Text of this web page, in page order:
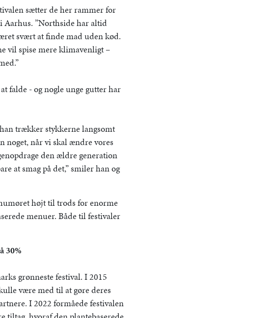
sætter de her rammer for
”Northside har altid
svært at finde mad uden kød.
vil spise mere klimavenligt –
falde - og nogle unge gutter har
trækker stykkerne langsomt
noget, når vi skal ændre vores
den ældre generation
at smag på det,” smiler han og
højt til trods for enorme
menuer. Både til festivaler
30%
grønneste festival. I 2015
være med til at gøre deres
I 2022 formåede festivalen